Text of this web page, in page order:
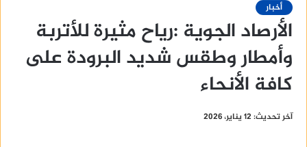
أخبار
الأرصاد الجوية :رياح مثيرة للأتربة
وأمطار وطقس شديد البرودة على
كافة الأنحاء
آخر تحديث: 12 يناير، 2026